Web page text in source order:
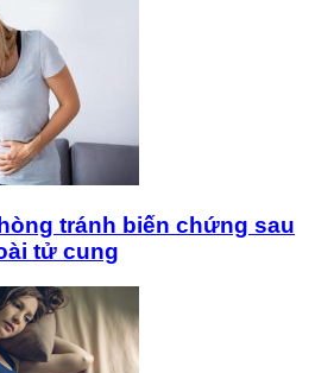
tránh biến chứng sau
tử cung